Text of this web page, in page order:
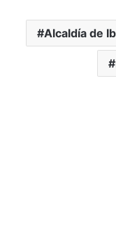
Alcaldía de